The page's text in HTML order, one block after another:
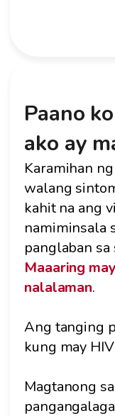
Paano
ako ay
Karamihan
walang
kahit na ang
namiminsala
panglaban sa
Maaaring
nalalaman.
Ang tanging
kung may
Magtanong